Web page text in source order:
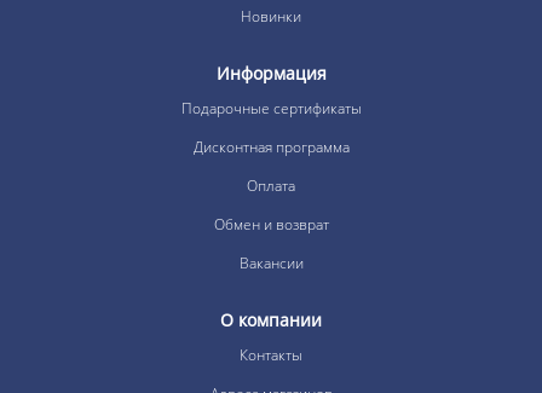
Новинки
Информация
Подарочные сертификаты
Дисконтная программа
Оплата
Обмен и возврат
Вакансии
О компании
Контакты